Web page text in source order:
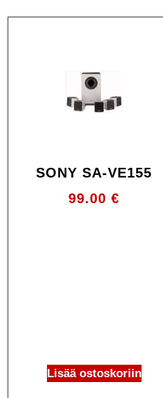
SONY SA-VE155
99.00€
Lisää ostoskoriin